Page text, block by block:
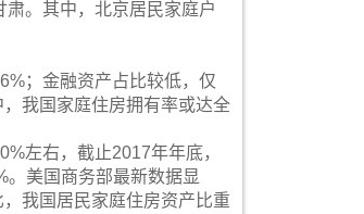
。其中，北京居民家庭户
；金融资产占比较低，仅
我国家庭住房拥有率或达全
左右，截止2017年年底，
。美国商务部最新数据显
我国居民家庭住房资产比重